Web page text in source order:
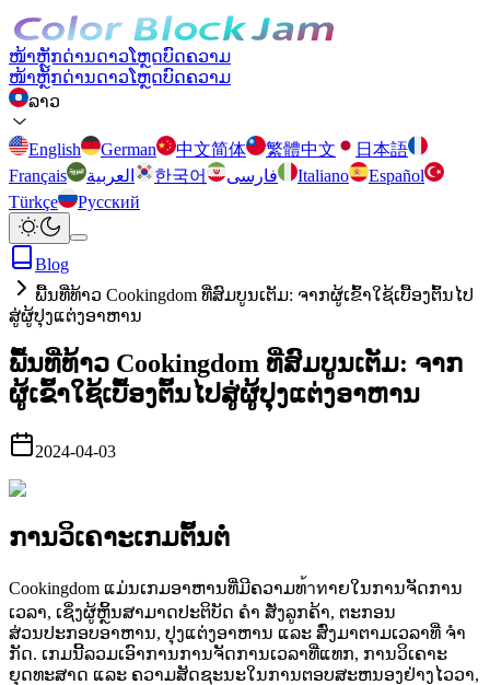
ໜ້າຫຼັກດ່ານດາວໂຫຼດບົດຄວາມ
ໜ້າຫຼັກດ່ານດາວໂຫຼດບົດຄວາມ
ລາວ
English German 中文简体 繁體中文
日本語
Français
العربية 한국어 فارسی Italiano
Español
Türkçe
Русский
Blog
ພື້ນທີ່ທ້າວ Cookingdom ທີ່ສົມບູນເຕັມ: ຈາກຜູ້ເຂົ້າໃຊ້ເບື້ອງຕົ້ນໄປ
ສູ່ຜູ້ປຸງແຕ່ງອາຫານ
ພື້ນທີ່ທ້າວ Cookingdom ທີ່ສົມບູນເຕັມ: ຈາກ
ຜູ້ເຂົ້າໃຊ້ເບື້ອງຕົ້ນໄປສູ່ຜູ້ປຸງແຕ່ງອາຫານ
2024-04-03
ການວິເຄາະເກມຕົ້ນຕໍ
Cookingdom ແມ່ນເກມອາຫານທີ່ມີຄວາມທ้าทາຍໃນການຈັດການ
ເວລາ, ເຊິ່ງຜູ້ຫຼິ້ນສາມາດປະຕິບັດ ຄຳ ສັ່ງລູກຄ້າ, ຕະກອນ
ສ່ວນປະກອບອາຫານ, ປຸງແຕ່ງອາຫານ ແລະ ສົ່ງມາຕາມເວລາທີ່ ຈຳ
ກັດ. ເກມນີ້ລວມເອົາການການຈັດການເວລາທີ່ແທກ, ການວິເຄາະ
ຍຸດທະສາດ ແລະ ຄວາມສັດຊະນະໃນການຕອບສະຫນອງຢ່າງໄວວາ,